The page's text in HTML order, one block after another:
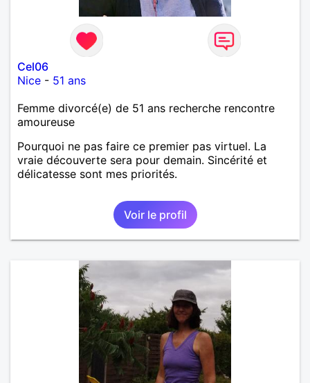
Cel06
Nice - 51 ans
Femme divorcé(e) de 51 ans recherche rencontre
amoureuse
Pourquoi ne pas faire ce premier pas virtuel. La
vraie découverte sera pour demain. Sincérité et
délicatesse sont mes priorités.
Voir le profil